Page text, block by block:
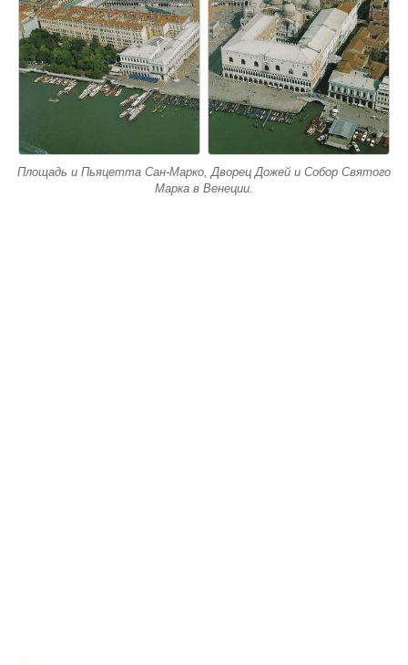
Площадь и Пьяцетта Сан-Марко, Дворец Дожей и Собор Святого
Марка в Венеции.